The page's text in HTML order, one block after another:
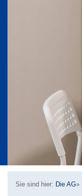
Sie sind hier: Die AG»